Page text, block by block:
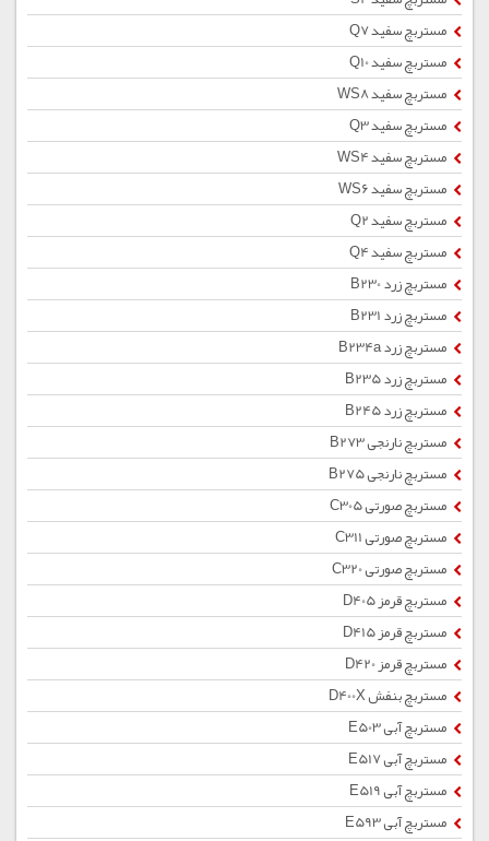
مستربچ سفید Q7
مستربچ سفید Q10
مستربچ سفید WS8
مستربچ سفید Q3
مستربچ سفید WS4
مستربچ سفید WS6
مستربچ سفید Q2
مستربچ سفید Q4
مستربچ زرد B230
مستربچ زرد B231
مستربچ زرد B234a
مستربچ زرد B235
مستربچ زرد B245
مستربچ نارنجی B273
مستربچ نارنجی B275
مستربچ صورتی C305
مستربچ صورتی C311
مستربچ صورتی C320
مستربچ قرمز D405
مستربچ قرمز D415
مستربچ قرمز D420
مستربچ بنفش D400X
مستربچ آبی E503
مستربچ آبی E517
مستربچ آبی E519
مستربچ آبی E593